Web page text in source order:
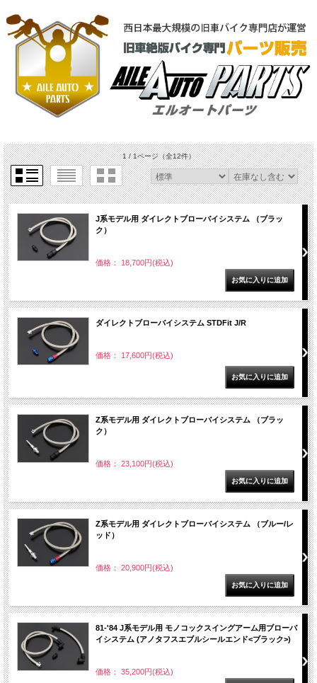
1 / 1ページ（全12件）
J系モデル用 ダイレクトブローバイシステム （ブラッ
ク）
価格： 18,700円(税込)
ダイレクトブローバイシステム STDFit J/R
価格： 17,600円(税込)
Z系モデル用 ダイレクトブローバイシステム （ブラッ
ク）
価格： 23,100円(税込)
Z系モデル用 ダイレクトブローバイシステム （ブルー/レ
ッド）
価格： 20,900円(税込)
81-'84 J系モデル用 モノコックスイングアーム用ブローバ
イシステム (アノタフスエブルシールエンド<ブラック>)
価格： 35,200円(税込)